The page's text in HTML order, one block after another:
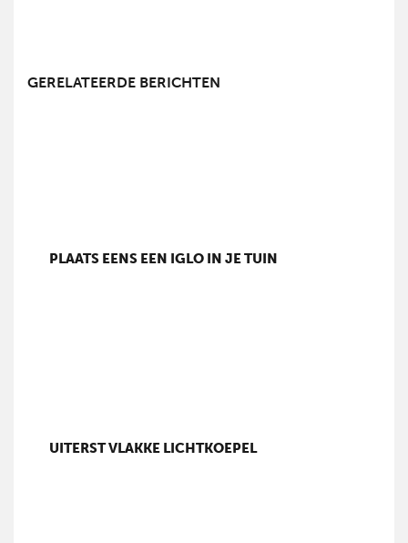
GERELATEERDE BERICHTEN
PLAATS EENS EEN IGLO IN JE TUIN
UITERST VLAKKE LICHTKOEPEL